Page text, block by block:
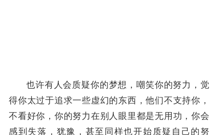
也许有人会质疑你的梦想，嘲笑你的努力，觉
得你太过于追求一些虚幻的东西，他们不支持你，
不看好你，你的努力在别人眼里都是无用功，你会
感到失落，犹豫，甚至同样也开始质疑自己的努